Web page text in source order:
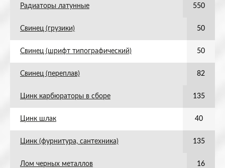
Радиаторы латунные 550
Свинец (грузики) 50
Свинец (шрифт типографический) 50
Свинец (переплав) 82
Цинк карбюраторы в сборе 135
Цинк шлак 40
Цинк (фурнитура, сантехника) 135
Лом черных металлов 16